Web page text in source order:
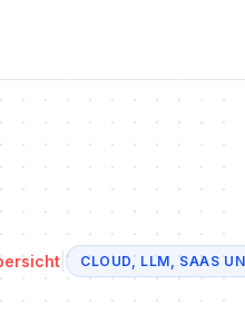
CLOUD, LLM, SAAS